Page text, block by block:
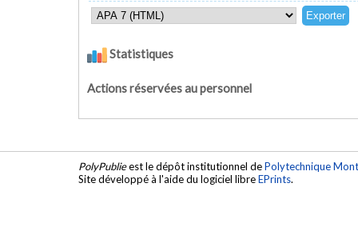
Statistiques
Actions réservées au personnel
PolyPublieest le dépôt institutionnel dePolytechnique
Site développé à l'aide du logiciel libreEPrints.